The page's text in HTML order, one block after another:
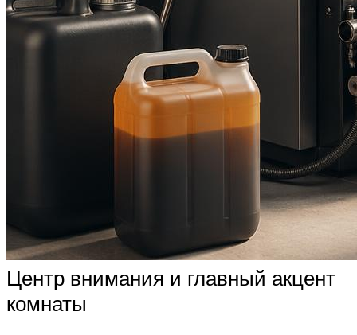
Центр внимания и главный акцент
комнаты